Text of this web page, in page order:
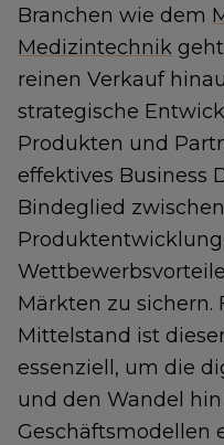
Branchen wie dem
Medizintechnik
reinen Verkauf
strategische
Produkten und
effektives Business
Bindeglied
Märkten zu sichern.
Mittelstand ist
essenziell, um die
und den Wandel
Geschäftsmodellen